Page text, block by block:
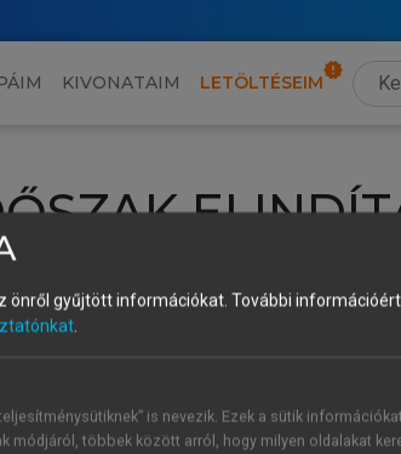
KIVONATAIM LETÖLTÉSEIM
a saját fiókoddal, iskolai azonosítóddal vagy
1 óra díjmentes hozzáférésrevagy
vagy hozz
a
önről gyűjtött információkat. További
.
is nevezik. Ezek a sütik
módjáról, többek között arról, hogy milyen oldalakat